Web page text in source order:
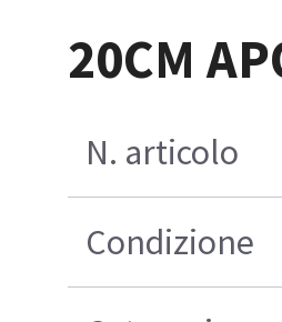
20CM
N. articolo
Condizione